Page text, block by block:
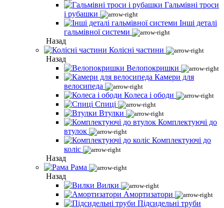
Гальмівні троси
і рубашки
Інші деталі
гальмівної системи
Назад
Колісні частини
Назад
Велопокришки
Камери для
велосипеда
Колеса і ободи
Спиці
Втулки
Комплектуючі до
втулок
Комплектуючі до
коліс
Назад
Рама
Назад
Вилки
Амортизатори
Підсидельні труби